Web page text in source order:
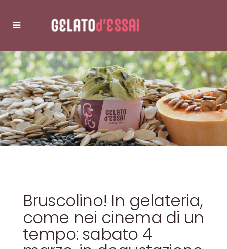
Bruscolino! In gelateria,
come nei cinema di un
tempo: sabato 4